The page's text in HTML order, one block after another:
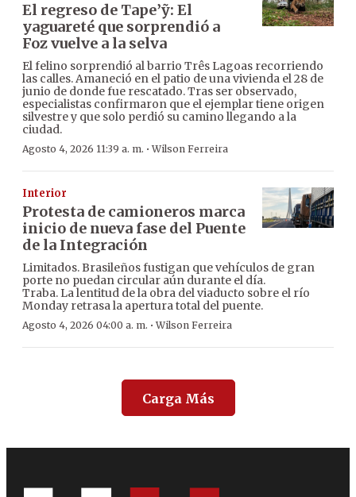
El regreso de Tape’ỹ: El
yaguareté que sorprendió a
Foz vuelve a la selva
El felino sorprendió al barrio Três Lagoas recorriendo
las calles. Amaneció en el patio de una vivienda el 28 de
junio de donde fue rescatado. Tras ser observado,
especialistas confirmaron que el ejemplar tiene origen
silvestre y que solo perdió su camino llegando a la
ciudad.
Agosto 4, 2026 11:39 a. m. ·Wilson Ferreira
Interior
Protesta de camioneros marca
inicio de nueva fase del Puente
de la Integración
Limitados. Brasileños fustigan que vehículos de gran
porte no puedan circular aún durante el día.
Traba. La lentitud de la obra del viaducto sobre el río
Monday retrasa la apertura total del puente.
Agosto 4, 2026 04:00 a. m. ·Wilson Ferreira
Carga Más